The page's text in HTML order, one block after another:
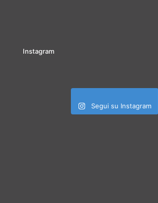
Instagram
Segui su Instagram